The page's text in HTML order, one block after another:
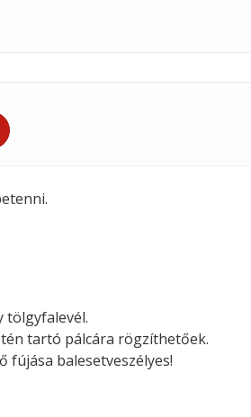
tölgyfalevél.
tartó pálcára rögzíthetőek.
balesetveszélyes!